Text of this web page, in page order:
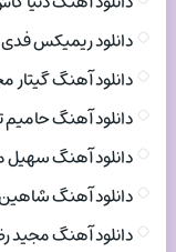
دانلود ریمیکس فدی
دانلود آهنگ
دانلود آهنگ حامیم
دانلود آهنگ
دانلود آهنگ
دانلود آهنگ مجید